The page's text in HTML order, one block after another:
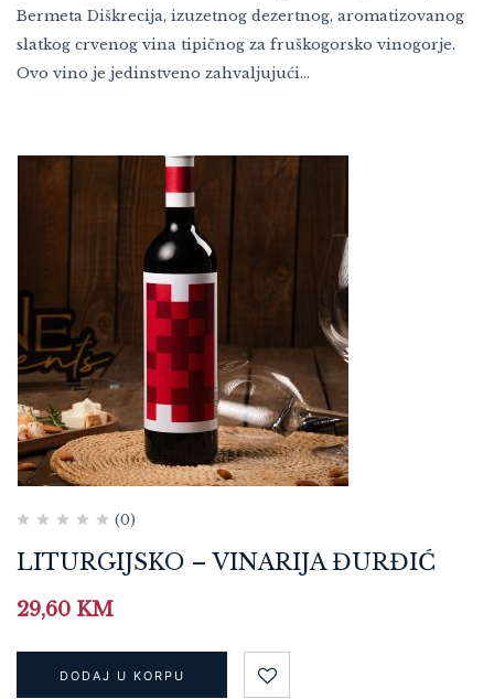
Bermeta Diškrecija, izuzetnog dezertnog, aromatizovanog
slatkog crvenog vina tipičnog za fruškogorsko vinogorje.
Ovo vino je jedinstveno zahvaljujući…
(0)
LITURGIJSKO – VINARIJA ĐURĐIĆ
29,60 KM
DODAJ U KORPU